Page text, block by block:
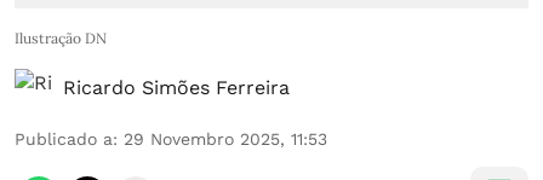
Ilustração DN
Ricardo Simões Ferreira
Publicado a: 29 Novembro 2025, 11:53